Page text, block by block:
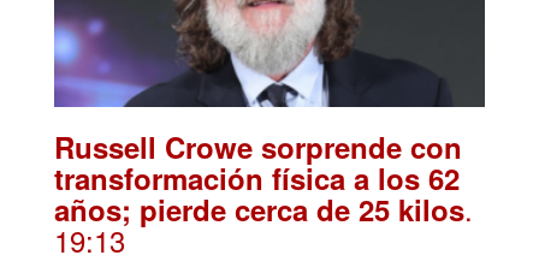
Russell Crowe sorprende con
transformación física a los 62
años; pierde cerca de 25 kilos.
19:13